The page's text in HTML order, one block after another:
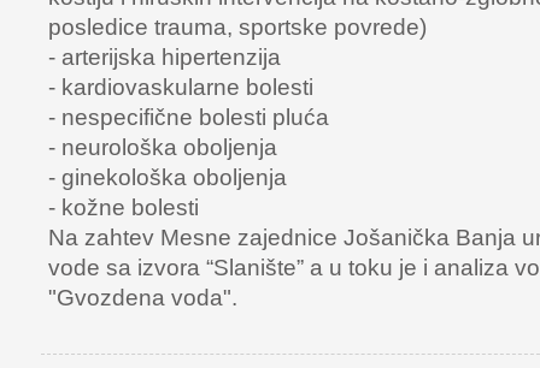
posledice trauma, sportske povrede)
- arterijska hipertenzija
- kardiovaskularne bolesti
- nespecifične bolesti pluća
- neurološka oboljenja
- ginekološka oboljenja
- kožne bolesti
Na zahtev Mesne zajednice Jošanička Banja
vode sa izvora “Slanište” a u toku je i analiza
"Gvozdena voda".